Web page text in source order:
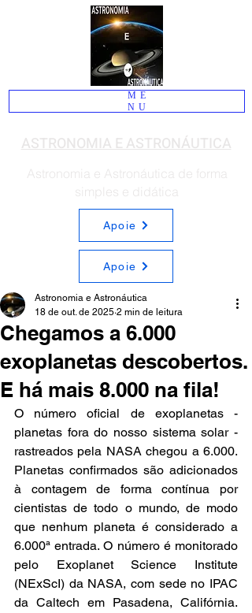
ASTRONOMIA E ASTRONÁUTICA
ME
NU
Astronomia e Astronáutica de forma
simples e didática
Apoie
Apoie
Chegamos a 6.000
exoplanetas descobertos.
E há mais 8.000 na fila!
Astronomia e Astronáutica
18 de out. de 2025 2 min de leitura
O número oficial de exoplanetas -
planetas fora do nosso sistema solar -
rastreados pela NASA chegou a 6.000.
Planetas confirmados são adicionados
à contagem de forma contínua por
cientistas de todo o mundo, de modo
que nenhum planeta é considerado a
6.000ª entrada. O número é monitorado
pelo Exoplanet Science Institute
(NExScI) da NASA, com sede no IPAC
da Caltech em Pasadena, Califórnia.